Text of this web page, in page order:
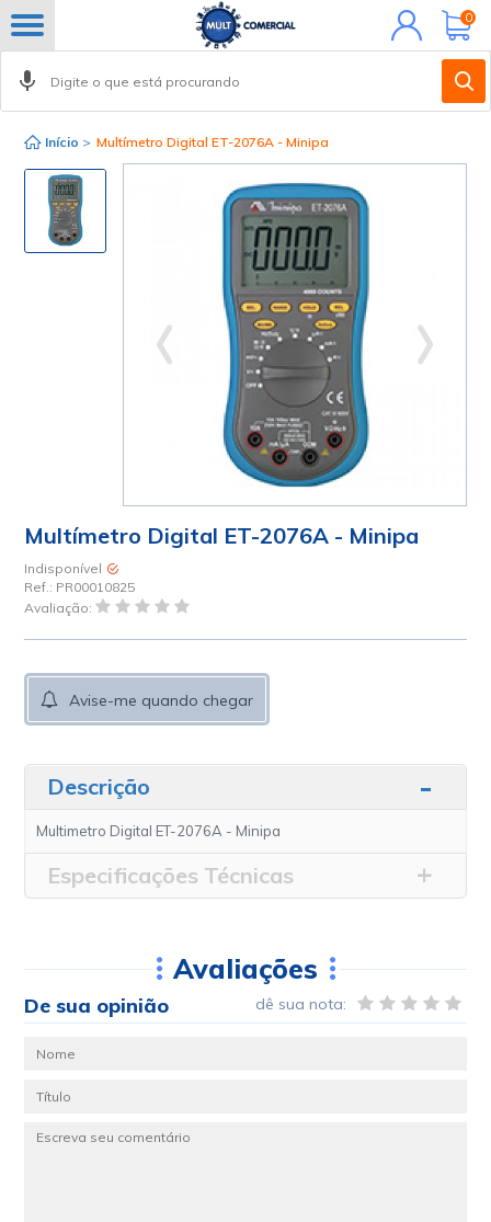
Minha
conta
0
Início > Multímetro Digital ET-2076A - Minipa
Multímetro Digital ET-2076A - Minipa
Indisponível
Ref.: PR00010825
Avaliação:
Avise-me quando chegar
Descrição
Multimetro Digital ET-2076A - Minipa
Especificações Técnicas
Avaliações
De sua opinião dê sua nota: